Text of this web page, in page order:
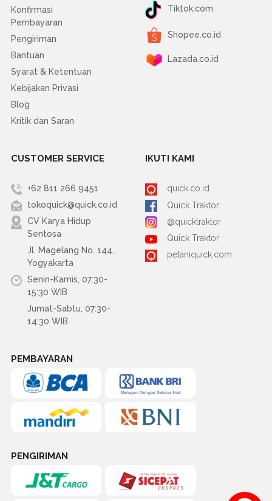
Konfirmasi
Pembayaran
Pengiriman
Bantuan
Syarat & Ketentuan
Kebijakan Privasi
Blog
Kritik dan Saran
Tiktok.com
Shopee.co.id
Lazada.co.id
CUSTOMER SERVICE
+62 811 266 9451
tokoquick@quick.co.id
CV Karya Hidup
Sentosa
Jl. Magelang No. 144,
Yogyakarta
Senin-Kamis, 07:30-
15:30 WIB
Jumat-Sabtu, 07:30-
14:30 WIB
IKUTI KAMI
quick.co.id
Quick Traktor
@quicktraktor
Quick Traktor
petaniquick.com
PEMBAYARAN
PENGIRIMAN